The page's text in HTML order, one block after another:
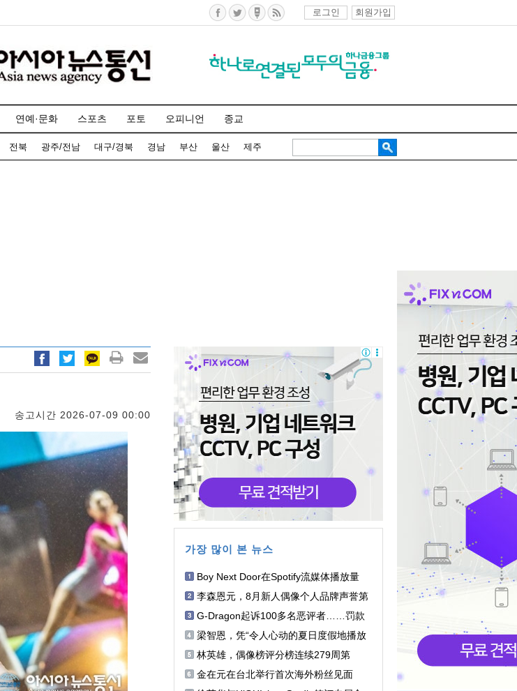
로그인 회원가입
연예·문화 스포츠 포토 오피니언 종교
전북 광주/전남 대구/경북 경남 부산 울산 제주
송고시간 2026-07-09 00:00
가장 많이 본 뉴스
Boy Next Door在Spotify流媒体播放量
突破10亿次
李森恩元，8月新人偶像个人品牌声誉第
G-Dragon起诉100多名恶评者……罚款
最高700万韩元
梁智恩，凭“令人心动的夏日度假地播放
列表”成为...
林英雄，偶像榜评分榜连续279周第
一！
金在元在台北举行首次海外粉丝见面
会……开启世界...